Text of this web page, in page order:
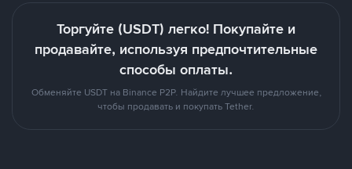
Торгуйте (USDT) легко! Покупайте и
продавайте, используя предпочтительные
способы оплаты.
Обменяйте USDT на Binance P2P. Найдите лучшее предложение,
чтобы продавать и покупать Tether.